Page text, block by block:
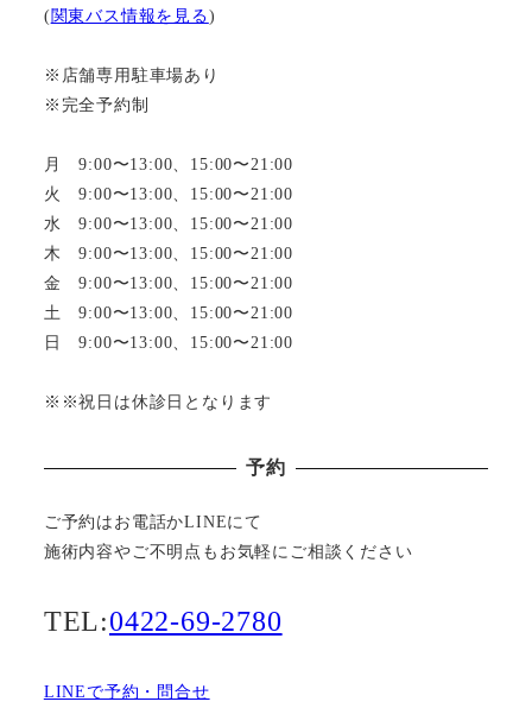
(関東バス情報を見る)
※店舗専用駐車場あり
※完全予約制
月 9:00〜13:00、15:00〜21:00
火 9:00〜13:00、15:00〜21:00
水 9:00〜13:00、15:00〜21:00
木 9:00〜13:00、15:00〜21:00
金 9:00〜13:00、15:00〜21:00
土 9:00〜13:00、15:00〜21:00
日 9:00〜13:00、15:00〜21:00
※※祝日は休診日となります
予約
ご予約はお電話かLINEにて
施術内容やご不明点もお気軽にご相談ください
TEL:0422-69-2780
LINEで予約・問合せ